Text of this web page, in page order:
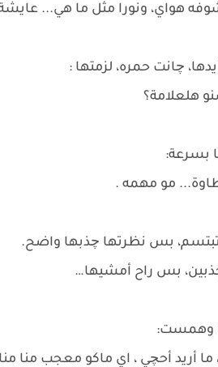
هواي، ونورا مثل ما هي...
چانت حمره، لزمتها :
هلعلامة؟
بسرعة:
مو مهمه .
تبتسم، بس نظرتها چذبها واضح.
بس راح أمشيها…
وهمست:
ما أريد أحچي ، اي ماكو معجب منا منا